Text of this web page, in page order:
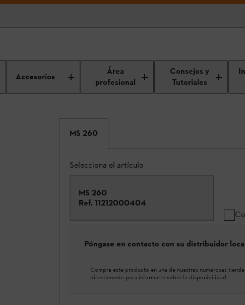
Accesorios
Área
profesional
Consejos y
Tutoriales
MS 260
Selecciona el artículo
MS 260
Ref. 11212000404
Póngase en contacto con su distribuidor
Compra este producto en una de nuestras numerosas
directamente para informarte sobre la disponibilidad.